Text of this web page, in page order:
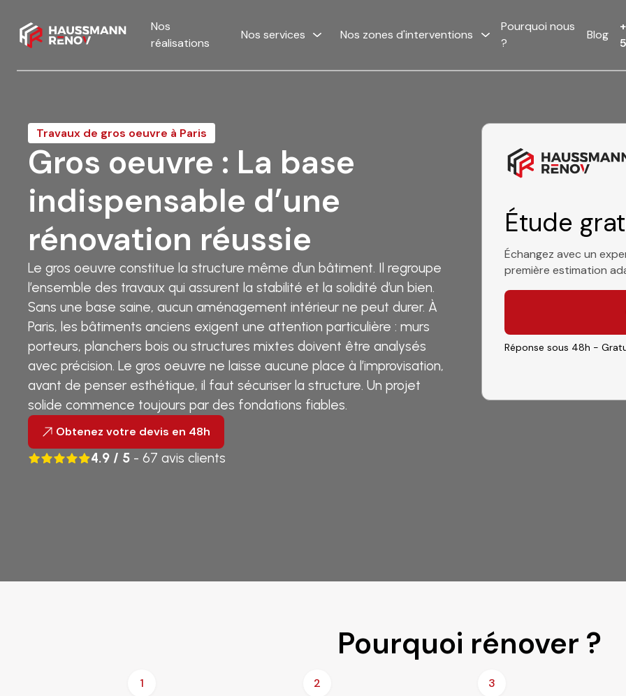
Nos
réalisations
Nos services Nos zones d'interventions
Pourquoi nous
?
Blog
Travaux de gros oeuvre à Paris
Gros oeuvre : La base
indispensable d’une
rénovation réussie
Le gros oeuvre constitue la structure même d’un bâtiment. Il regroupe
l’ensemble des travaux qui assurent la stabilité et la solidité d’un bien.
Sans une base saine, aucun aménagement intérieur ne peut durer. À
Paris, les bâtiments anciens exigent une attention particulière : murs
porteurs, planchers bois ou structures mixtes doivent être analysés
avec précision. Le gros oeuvre ne laisse aucune place à l’improvisation,
avant de penser esthétique, il faut sécuriser la structure. Un projet
solide commence toujours par des fondations fiables.
Obtenez votre devis en 48h
4.9 / 5 - 67 avis clients
Étude
Échangez avec un
première estimation
Réponse sous 48h -
Pourquoi rénover ?
1
2
3